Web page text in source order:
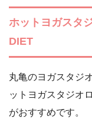
ホットヨガスタ
DIET
丸亀のヨガスタジ
ットヨガスタジオ
がおすすめです。